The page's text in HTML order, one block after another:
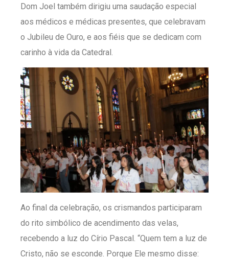
Dom Joel também dirigiu uma saudação especial
aos médicos e médicas presentes, que celebravam
o Jubileu de Ouro, e aos fiéis que se dedicam com
carinho à vida da Catedral.
Ao final da celebração, os crismandos participaram
do rito simbólico de acendimento das velas,
recebendo a luz do Círio Pascal. “Quem tem a luz de
Cristo, não se esconde. Porque Ele mesmo disse: